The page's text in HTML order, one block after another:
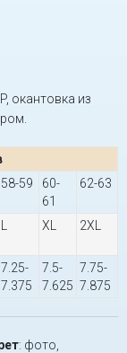
окантовка из
58-59
60-
61
62-63
XL 2XL
7.25-
7.375
7.5-
7.625
7.75-
7.875
: фото,